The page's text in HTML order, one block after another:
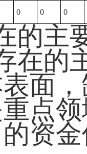
0 0 0
的主
在
面
点
资